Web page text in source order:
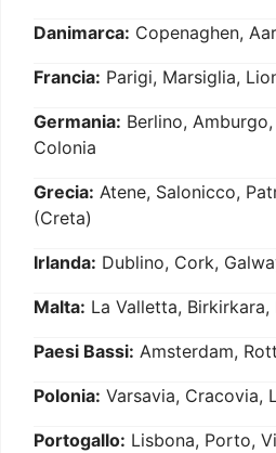
Danimarca: Copenaghen,
Francia: Parigi, Marsiglia,
Germania: Berlino,
Colonia
Grecia: Atene, Salonicco,
(Creta)
Irlanda: Dublino, Cork,
Malta: La Valletta,
Paesi Bassi: Amsterdam,
Polonia: Varsavia, Cracovia,
Portogallo: Lisbona, Porto,